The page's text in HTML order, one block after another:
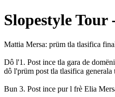
Slopestyle
Mattia Mersa: prüm tla tlasifica
Dô l'1. Post ince tla gara de
dô l'prüm post tla tlasifica
Bun 3. Post ince pur l frè Elia